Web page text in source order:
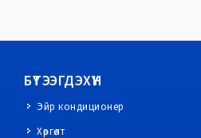
БҮТЭЭГДЭХҮҮН
Эйр кондиционер
Хөргөлт